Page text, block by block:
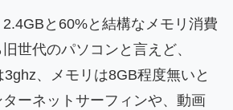
と60%と結構なメモリ消費
世代のパソコンと言えど、
、メモリは8GB程度無いと
ーネットサーフィンや、動画